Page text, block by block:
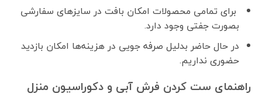
برای تمامی محصولات امکان بافت در سایزهای سفارشی
بصورت جفتی وجود دارد.
در حال حاضر بدلیل صرفه جویی در هزینه‌ها امکان بازدید
حضوری نداریم.
راهنمای ست کردن فرش آبی و دکوراسیون منزل